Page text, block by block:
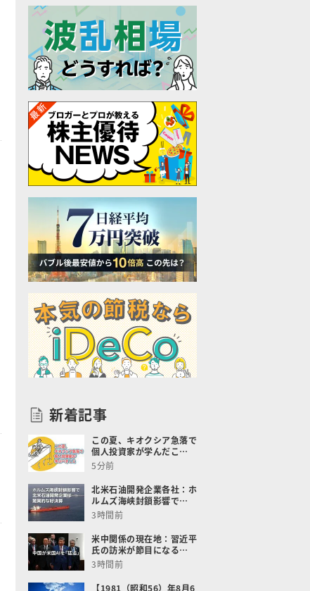
新着記事
この夏、キオクシア急落で
個人投資家が学んだこ…
5分前
北米石油開発企業各社：ホ
ルムズ海峡封鎖影響で…
3時間前
米中関係の現在地：習近平
氏の訪米が節目になる…
3時間前
【1981（昭和56）年8月6